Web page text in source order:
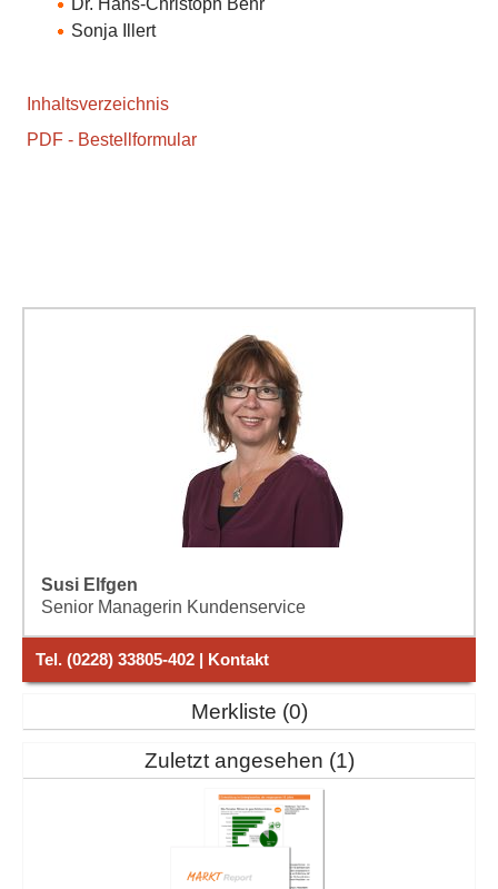
Dr. Hans-Christoph Behr
Sonja Illert
Inhaltsverzeichnis
PDF - Bestellformular
Susi Elfgen
Senior Managerin Kundenservice
Tel. (0228) 33805-402 | Kontakt
Merkliste 0
Zuletzt angesehen 1